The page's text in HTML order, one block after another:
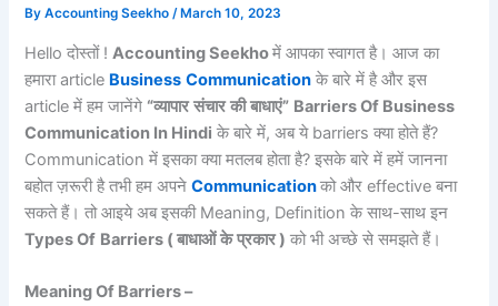
ByAccounting Seekho/ March 10, 2023
Hello दोस्तों !Accounting Seekhoमें आपका स्वागत है। आज का
हमारा article Business Communication के बारे में है और इस
article में हम जानेंगे “व्यापार संचार की बाधाएं” Barriers Of Business
Communication In Hindi के बारे में, अब ये barriers क्या होते हैं?
Communication में इसका क्या मतलब होता है? इसके बारे में हमें जानना
बहोत ज़रूरी है तभी हम अपनेCommunicationको और effective बना
सकते हैं। तो आइये अब इसकी Meaning, Definition के साथ-साथ इन
Types Of Barriers (बाधाओं के प्रकार) को भी अच्छे से समझते हैं।
Meaning Of Barriers–